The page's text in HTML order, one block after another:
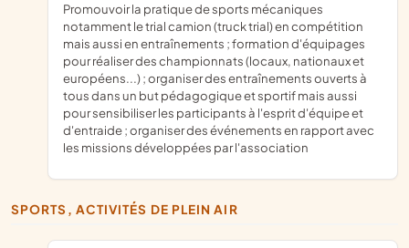
promouvoir la pratique de sports mécaniques
notamment le trial camion (truck trial) en compétition
mais aussi en entraînements ; formation d'équipages
pour réaliser des championnats (locaux, nationaux et
européens...) ; organiser des entraînements ouverts à
tous dans un but pédagogique et sportif mais aussi
pour sensibiliser les participants à l'esprit d'équipe et
d'entraide ; organiser des événements en rapport avec
les missions développées par l'association
SPORTS, ACTIVITÉS DE PLEIN AIR